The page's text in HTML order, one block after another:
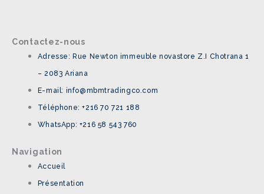
Contactez-nous
Adresse: Rue Newton immeuble novastore Z.I Chotrana 1
– 2083 Ariana
E-mail: info@mbmtradingco.com
Téléphone: +216 70 721 188
WhatsApp: +216 58 543 760
Navigation
Accueil
Présentation